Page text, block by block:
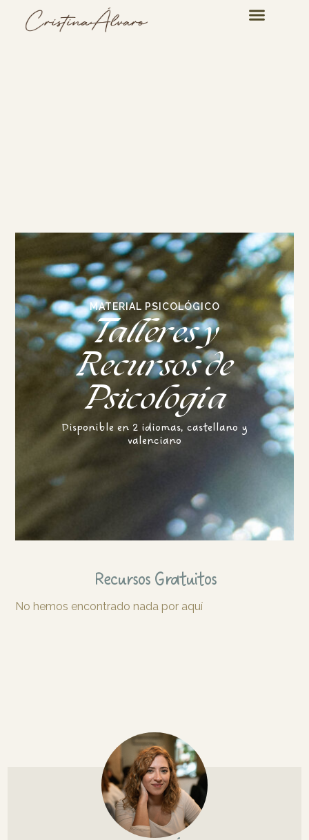
MATERIAL PSICOLÓGICO
Talleres y
Recursos de
Psicología
Disponible en 2 idiomas, castellano y
valenciano
Recursos Gratuitos
No hemos encontrado nada por aquí